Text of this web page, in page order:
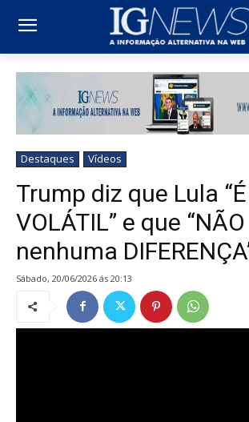
Destaques Vídeos
Trump diz que Lula “É
VOLÁTIL” e que
nenhuma
sábado, 20/06/2026 ás 20:13